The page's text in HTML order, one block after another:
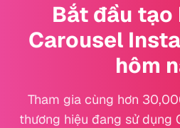
Bắt đầu tạo
Carousel
hôm
Tham gia cùng hơn
thương hiệu đang sử dụng